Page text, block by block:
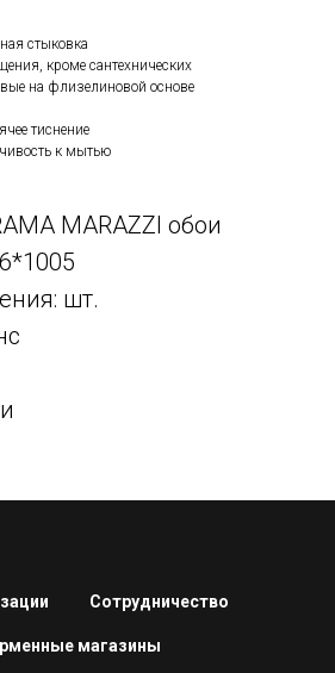
стыковка
кроме сантехнических
на флизелиновой основе
тиснение
к мытью
MARAZZI обои
шт.
Сотрудничество
магазины